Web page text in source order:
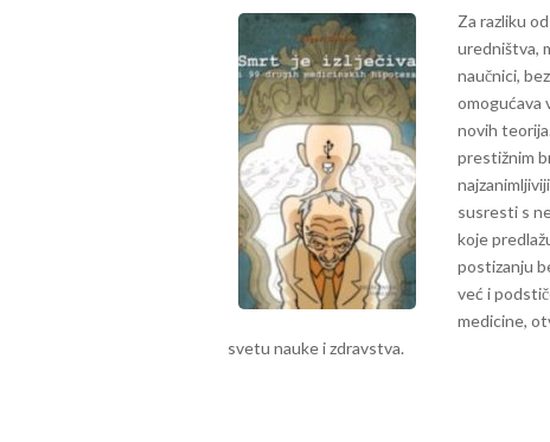
Za razliku
uredništva,
naučnici,
omogućava
novih teorija.
prestižnim
susresti s
koje
postizanju
već i
medicine,
svetu nauke i zdravstva.